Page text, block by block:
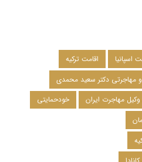
اسپانیا
اقامت ترکیه
و مهاجرتی دکتر سعید محمدی
مهاجرت ایران
خودحمایتی